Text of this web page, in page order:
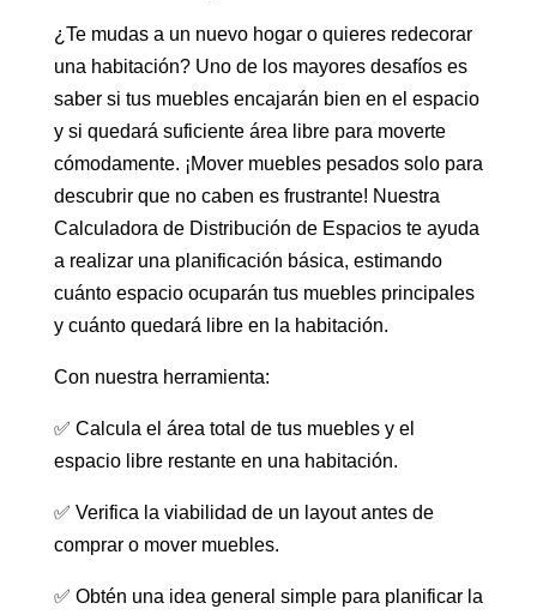
¿Te mudas a un nuevo hogar o quieres redecorar
una habitación? Uno de los mayores desafíos es
saber si tus muebles encajarán bien en el espacio
y si quedará suficiente área libre para moverte
cómodamente. ¡Mover muebles pesados solo para
descubrir que no caben es frustrante! Nuestra
Calculadora de Distribución de Espacios te ayuda
a realizar una planificación básica, estimando
cuánto espacio ocuparán tus muebles principales
y cuánto quedará libre en la habitación.
Con nuestra herramienta:
✅ Calcula el área total de tus muebles y el
espacio libre restante en una habitación.
✅ Verifica la viabilidad de un layout antes de
comprar o mover muebles.
✅ Obtén una idea general simple para planificar la